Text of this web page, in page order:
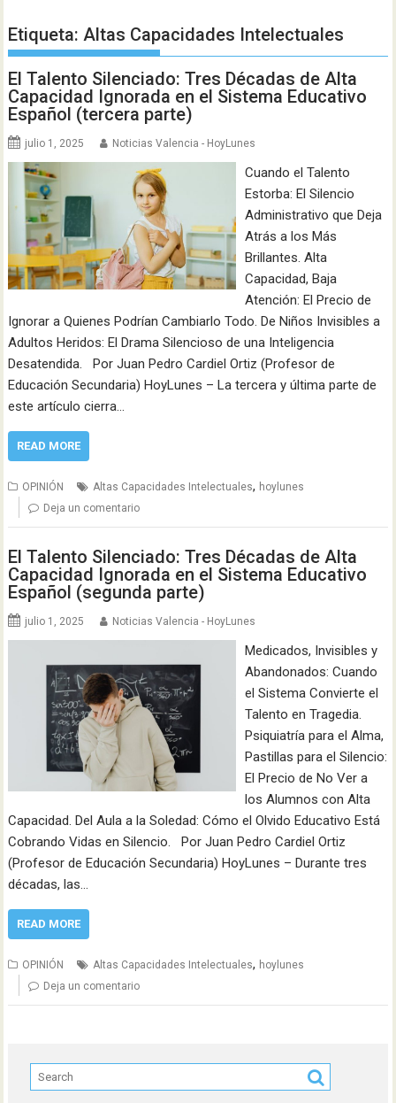
Etiqueta:Altas Capacidades Intelectuales
El Talento Silenciado: Tres Décadas de Alta
Capacidad Ignorada en el Sistema Educativo
Español (tercera parte)
julio 1, 2025 Noticias Valencia - HoyLunes
Cuando el Talento
Estorba: El Silencio
Administrativo que Deja
Atrás a los Más
Brillantes. Alta
Capacidad, Baja
Atención: El Precio de
Ignorar a Quienes Podrían Cambiarlo Todo. De Niños Invisibles a
Adultos Heridos: El Drama Silencioso de una Inteligencia
Desatendida. Por Juan Pedro Cardiel Ortiz (Profesor de
Educación Secundaria) HoyLunes – La tercera y última parte de
este artículo cierra…
READ MORE
OPINIÓN Altas Capacidades Intelectuales, hoylunes
Deja un comentario
El Talento Silenciado: Tres Décadas de Alta
Capacidad Ignorada en el Sistema Educativo
Español (segunda parte)
julio 1, 2025 Noticias Valencia - HoyLunes
Medicados, Invisibles y
Abandonados: Cuando
el Sistema Convierte el
Talento en Tragedia.
Psiquiatría para el Alma,
Pastillas para el Silencio:
El Precio de No Ver a
los Alumnos con Alta
Capacidad. Del Aula a la Soledad: Cómo el Olvido Educativo Está
Cobrando Vidas en Silencio. Por Juan Pedro Cardiel Ortiz
(Profesor de Educación Secundaria) HoyLunes – Durante tres
décadas, las…
READ MORE
OPINIÓN Altas Capacidades Intelectuales, hoylunes
Deja un comentario